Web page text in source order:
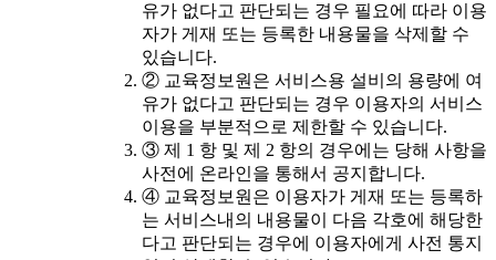
유가 없다고 판단되는 경우 필요에 따라 이용
자가 게재 또는 등록한 내용물을 삭제할 수
있습니다.
② 교육정보원은 서비스용 설비의 용량에 여
유가 없다고 판단되는 경우 이용자의 서비스
이용을 부분적으로 제한할 수 있습니다.
③ 제 1 항 및 제 2 항의 경우에는 당해 사항을
사전에 온라인을 통해서 공지합니다.
④ 교육정보원은 이용자가 게재 또는 등록하
는 서비스내의 내용물이 다음 각호에 해당한
다고 판단되는 경우에 이용자에게 사전 통지